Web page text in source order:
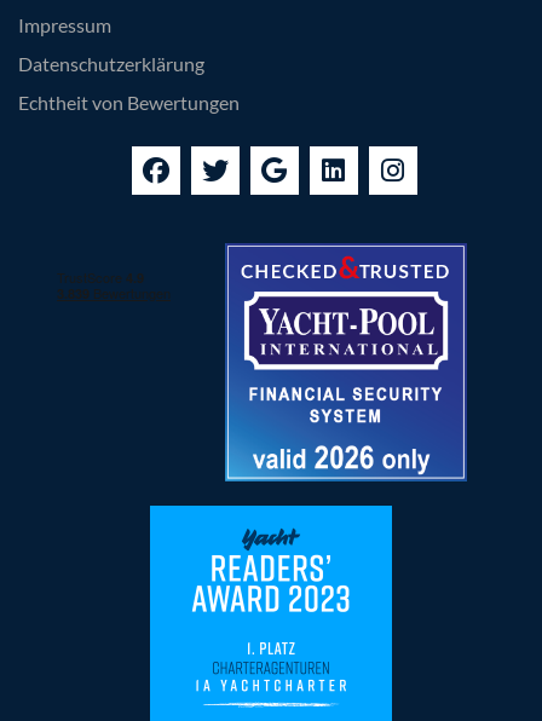
Impressum
Datenschutzerklärung
Echtheit von Bewertungen